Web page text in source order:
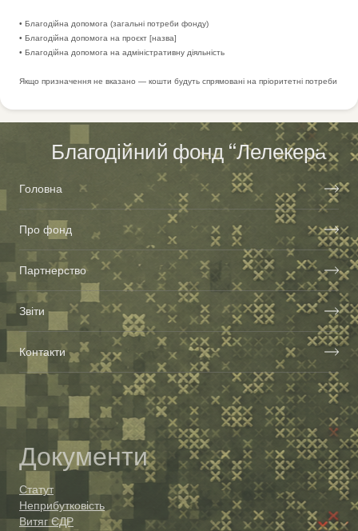
• Благодійна допомога (загальні потреби фонду)
• Благодійна допомога на проєкт [назва]
• Благодійна допомога на адміністративну діяльність
Якщо призначення не вказано — кошти будуть спрямовані на пріоритетні потреби
Благодійний фонд “Лелекера”
Головна
Про фонд
Партнерство
Звіти
Контакти
Документи
Статут
Неприбутковість
Витяг ЄДР